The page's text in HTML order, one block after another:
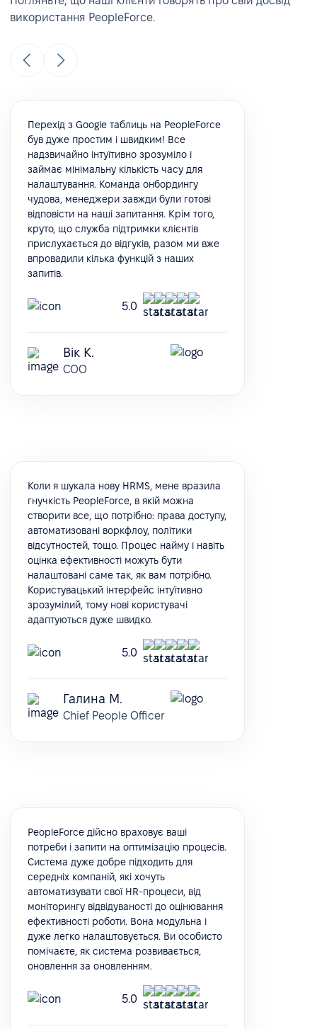
використання PeopleForce.
Перехід з Google таблиць на PeopleForce
був дуже простим і швидким! Все
надзвичайно інтуїтивно зрозуміло і
займає мінімальну кількість часу для
налаштування. Команда онбордингу
чудова, менеджери завжди були готові
відповісти на наші запитання. Крім того,
круто, що служба підтримки клієнтів
прислухається до відгуків, разом ми вже
впровадили кілька функцій з наших
запитів.
5.0
Вік К.
COO
Коли я шукала нову HRMS, мене вразила
гнучкість PeopleForce, в якій можна
створити все, що потрібно: права доступу,
автоматизовані воркфлоу, політики
відсутностей, тощо. Процес найму і навіть
оцінка ефективності можуть бути
налаштовані саме так, як вам потрібно.
Користувацький інтерфейс інтуїтивно
зрозумілий, тому нові користувачі
адаптуються дуже швидко.
5.0
Галина М.
Chief People Officer
PeopleForce дійсно враховує ваші
потреби і запити на оптимізацію процесів.
Система дуже добре підходить для
середніх компаній, які хочуть
автоматизувати свої HR-процеси, від
моніторингу відвідуваності до оцінювання
ефективності роботи. Вона модульна і
дуже легко налаштовується. Ви особисто
помічаєте, як система розвивається,
оновлення за оновленням.
5.0